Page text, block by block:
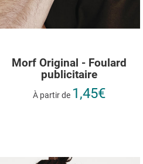
Morf Original - Foulard
publicitaire
À partir de 1,45€